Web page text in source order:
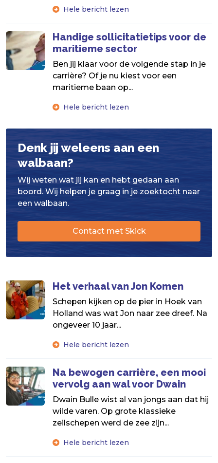
Hele bericht lezen
Handige sollicitatietips voor de
maritieme sector
Ben jij klaar voor de volgende stap in je
carrière? Of je nu kiest voor een
maritieme baan op...
Hele bericht lezen
Denk jij weleens aan een
walbaan?
Wij weten wat jij kan en hebt gedaan aan
boord. Wij helpen je graag in je zoektocht naar
een walbaan.
Contact met Skick
Het verhaal van Jon Komen
Schepen kijken op de pier in Hoek van
Holland was wat Jon naar zee dreef. Na
ongeveer 10 jaar...
Hele bericht lezen
Na bewogen carrière, een mooi
vervolg aan wal voor Dwain
Dwain Bulle wist al van jongs aan dat hij
wilde varen. Op grote klassieke
zeilschepen werd de zee zijn...
Hele bericht lezen